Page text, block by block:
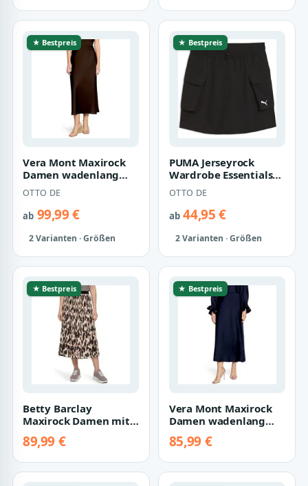
★ Bestpreis
Vera Mont Maxirock
Damen wadenlang
Material
OTTO DE
ab99,99 €
2 Varianten · Größen
★ Bestpreis
PUMA Jerseyrock
Wardrobe Essentials
Cargorock Damen
OTTO DE
ab44,95 €
2 Varianten · Größen
★ Bestpreis
Betty Barclay
Maxirock Damen mit
Gummizug
89,99 €
★ Bestpreis
Vera Mont Maxirock
Damen wadenlang
Material
85,99 €